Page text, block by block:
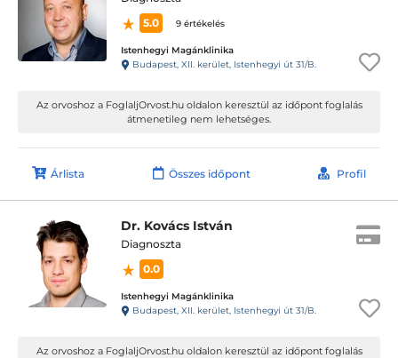
5.0
9 értékelés
Istenhegyi Magánklinika
Budapest, XII. kerület, Istenhegyi út 31/B.
Az orvoshoz a FoglaljOrvost.hu oldalon keresztül az időpont foglalás
átmenetileg nem lehetséges.
Árlista Összes időpont Profil
Dr. Kovács István
Diagnoszta
0.0
Istenhegyi Magánklinika
Budapest, XII. kerület, Istenhegyi út 31/B.
Az orvoshoz a FoglaljOrvost.hu oldalon keresztül az időpont foglalás